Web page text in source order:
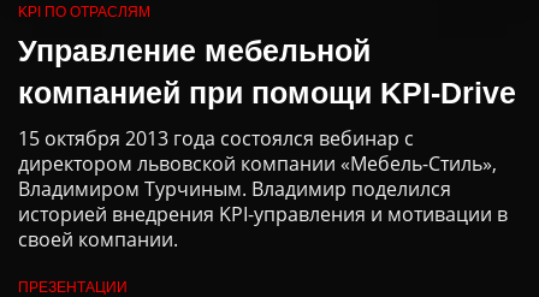
KPI ПО ОТРАСЛЯМ
Управление мебельной
компанией при помощи KPI-Drive
15 октября 2013 года состоялся вебинар с
директором львовской компании «Мебель-Стиль»,
Владимиром Турчиным. Владимир поделился
историей внедрения KPI-управления и мотивации в
своей компании.
ПРЕЗЕНТАЦИИ